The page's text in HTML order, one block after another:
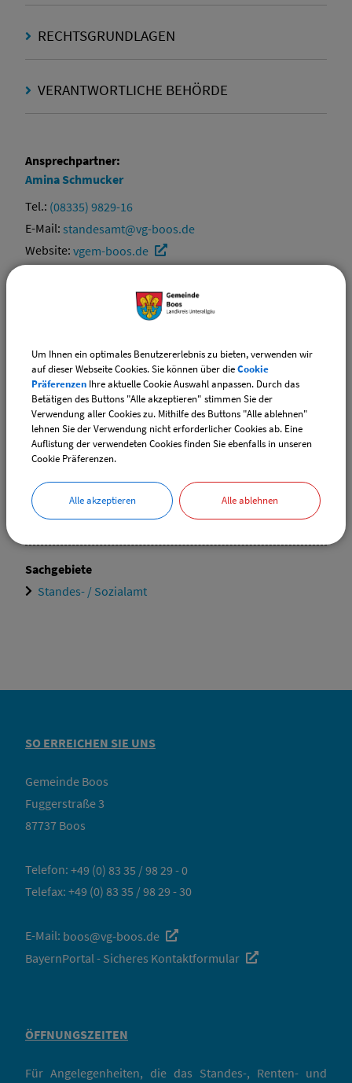
RECHTSGRUNDLAGEN
VERANTWORTLICHE BEHÖRDE
Ansprechpartner:
AminaSchmucker
Tel.: (08335) 9829-16
E-Mail: standesamt@vg-boos.de
Website: vgem-boos.de
E-Mail:
ewo@vg-boos.de
Website:vgem-boos.de
Ansprechpartner:
ElviraEhrle
E-Mail:
ewo@vg-boos.de
Website:vgem-boos.de
Sachgebiete
Standes- / Sozialamt
SO ERREICHEN SIE UNS
Gemeinde Boos
Fuggerstraße 3
87737 Boos
Telefon: +49 (0) 83 35 / 98 29 - 0
Telefax: +49 (0) 83 35 / 98 29 - 30
E-Mail: boos@vg-boos.de
BayernPortal - Sicheres Kontaktformular
ÖFFNUNGSZEITEN
Für Angelegenheiten, die das Standes-, Renten- und
Um Ihnen ein optimales Benutzererlebnis zu bieten, verwenden wir
auf dieser Webseite Cookies. Sie können über dieCookie
Präferenzen Ihre aktuelle Cookie Auswahl anpassen. Durch das
Betätigen des Buttons "Alle akzeptieren" stimmen Sie der
Verwendung aller Cookies zu. Mithilfe des Buttons "Alle ablehnen"
lehnen Sie der Verwendung nicht erforderlicher Cookies ab. Eine
Auflistung der verwendeten Cookies finden Sie ebenfalls in unseren
Cookie Präferenzen.
Alle akzeptieren Alle ablehnen